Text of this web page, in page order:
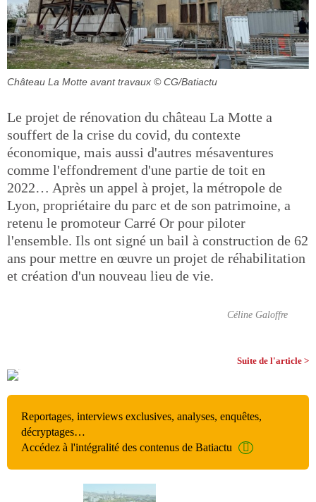
Château La Motte avant travaux © CG/Batiactu
Le projet de rénovation du château La Motte a
souffert de la crise du covid, du contexte
économique, mais aussi d'autres mésaventures
comme l'effondrement d'une partie de toit en
2022… Après un appel à projet, la métropole de
Lyon, propriétaire du parc et de son patrimoine, a
retenu le promoteur Carré Or pour piloter
l'ensemble. Ils ont signé un bail à construction de 62
ans pour mettre en œuvre un projet de réhabilitation
et création d'un nouveau lieu de vie.
Céline Galoffre
Suite de l'article >
Reportages, interviews exclusives, analyses, enquêtes,
décryptages…
Accédez à l'intégralité des contenus de Batiactu